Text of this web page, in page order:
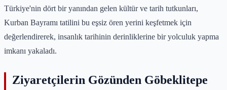
Türkiye'nin dört bir yanından gelen kültür ve tarih tutkunları,
Kurban Bayramı tatilini bu eşsiz ören yerini keşfetmek için
değerlendirerek, insanlık tarihinin derinliklerine bir yolculuk yapma
imkanı yakaladı.
Ziyaretçilerin Gözünden Göbeklitepe